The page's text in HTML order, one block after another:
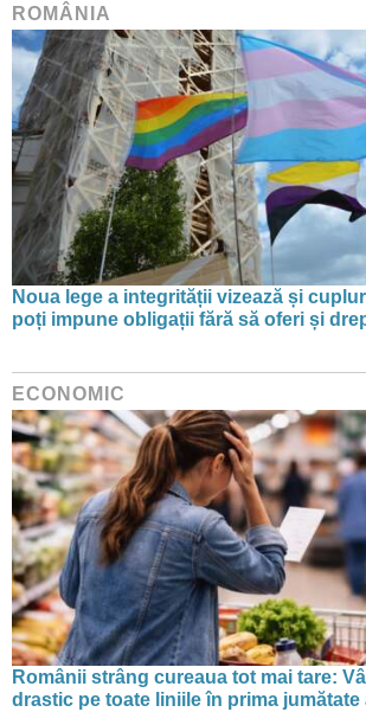
ROMÂNIA
Noua lege a integrității vizează și
poți impune obligații fără să oferi și
ECONOMIC
Românii strâng cureaua tot mai tare:
drastic pe toate liniile în prima jumătate